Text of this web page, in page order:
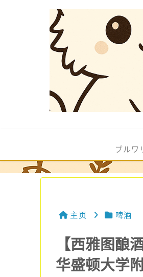
ブルワ
主页 啤酒
【西雅图酿
华盛顿大学